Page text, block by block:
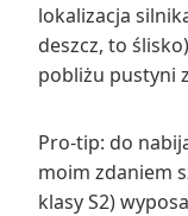
lokalizacja
deszcz, to
pobliżu pustyni
Pro-tip: do
moim zdaniem
klasy S2)